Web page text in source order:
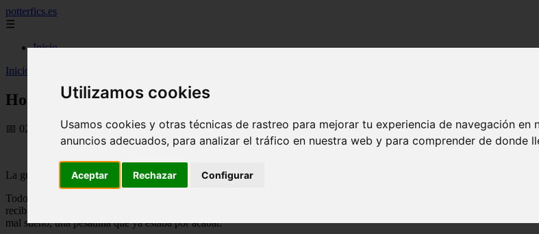
Utilizamos cookies
Usamos cookies y otras técnicas de rastreo para mejorar tu experiencia de navegación
anuncios adecuados, para analizar el tráfico en nuestra web y para comprender de donde
Aceptar Rechazar Configurar
potterfics.es
☰
Inicio
Inicio
Hora de llorar - Fanfics de Harry Potter
📅 02/07/2025
La guerra seguía privando al mundo de muchas vidas inocentes, y a los que quedaban, de su felicidad. Cada vez se hacía
Todos de cabello rojo como el fuego, todos valientes como leones, todos Gryffindors hasta la médula y todos sufriendo
recibir la noticia, no pudo hacer más que enroscarse en el sofá frente a la chimenea y mirar el fuego revoloteando en su
mal sueño, una pesadilla que ya estaba por acabar.